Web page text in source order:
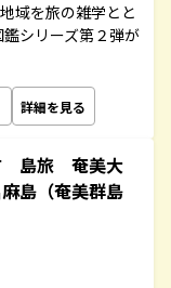
域を旅の雑学とと
シリーズ第２弾が
詳細を見る
島旅 奄美大
島（奄美群島